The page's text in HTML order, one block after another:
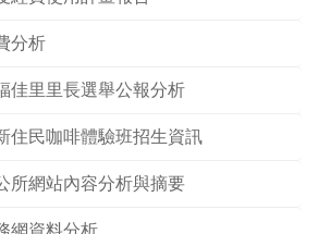
分析
佳里里長選舉公報分析
住民咖啡體驗班招生資訊
所網站內容分析與摘要
網資料分析